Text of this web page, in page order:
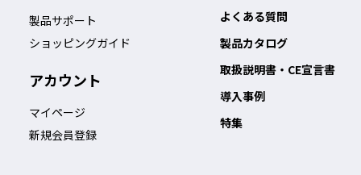
製品サポート
ショッピングガイド
アカウント
マイページ
新規会員登録
よくある質問
製品カタログ
取扱説明書・CE宣言書
導入事例
特集